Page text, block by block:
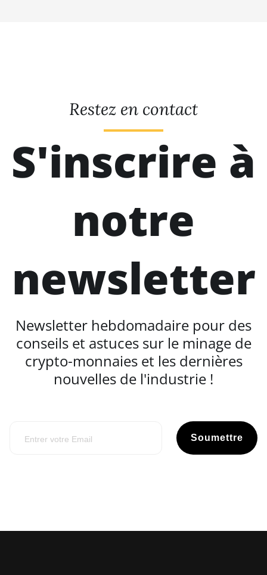
Restez en contact
S'inscrire à
notre
newsletter
Newsletter hebdomadaire pour des
conseils et astuces sur le minage de
crypto-monnaies et les dernières
nouvelles de l'industrie !
Soumettre